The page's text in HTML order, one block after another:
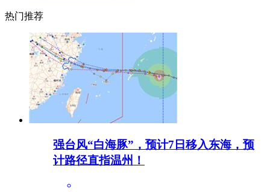
热门推荐
强台风“白海豚”，预计7日移入东海，预
计路径直指温州！